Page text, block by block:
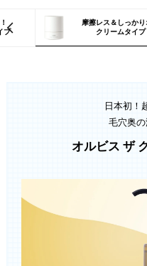
プ
摩擦レス＆しっかり
クリームタイプ
日本初！
毛穴奥
オルビス ザ